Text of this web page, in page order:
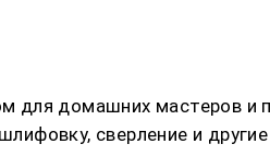
домашних мастеров и
сверление и